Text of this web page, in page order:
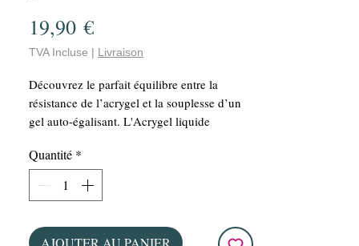
19,90 €Prix
TVA Incluse | Livraison
Découvrez le parfait équilibre entre la
résistance de l’acrygel et la souplesse d’un
gel auto-égalisant. L'Acrygel liquide
génération de gel de construction conçue
pour offrir une excellente solidité tout en
conservant une texture fluide et confortable à
Sa formule innovante permet de réaliser des
Quantité *